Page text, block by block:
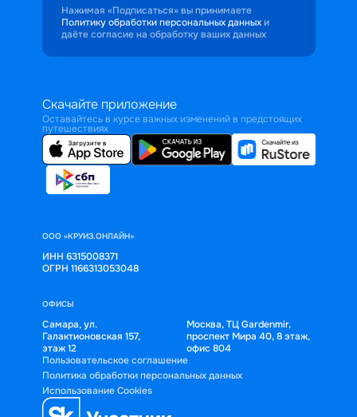
Нажимая «Подписаться» вы принимаете
Политику обработки персональных данных и
даёте согласие на обработку ваших данных
Скачайте приложение
Оставайтесь в курсе важных изменений в предстоящих
путешествиях
ООО «КРУИЗ.ОНЛАЙН»
ИНН 6315008371
ОГРН 1166313053048
ОФИСЫ
Самара, ул.
Галактионовская 157,
этаж 12
Москва, ТЦ Gardenmir,
проспект Мира 40, 8 этаж,
офис 804
Пользовательское соглашение
Политика обработки персональных данных
Использование Cookies